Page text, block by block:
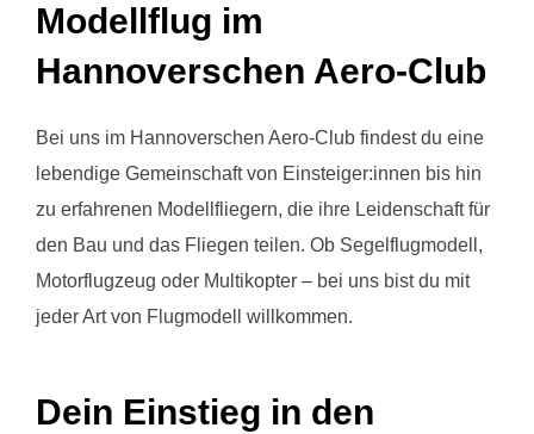
Modellflug im
Hannoverschen Aero-Club
Bei uns im Hannoverschen Aero-Club findest du eine
lebendige Gemeinschaft von Einsteiger:innen bis hin
zu erfahrenen Modellfliegern, die ihre Leidenschaft für
den Bau und das Fliegen teilen. Ob Segelflugmodell,
Motorflugzeug oder Multikopter – bei uns bist du mit
jeder Art von Flugmodell willkommen.
Dein Einstieg in den